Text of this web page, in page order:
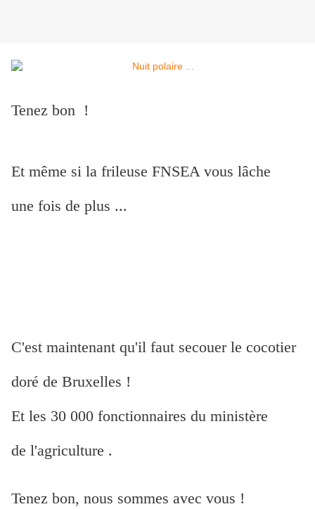
Tenez bon !
Et même si la frileuse FNSEA vous lâche
une fois de plus ...
C'est maintenant qu'il faut secouer le cocotier
doré de Bruxelles !
Et les 30 000 fonctionnaires du ministère
de l'agriculture .
Tenez bon, nous sommes avec vous !